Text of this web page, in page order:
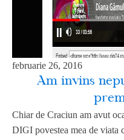
februarie 26, 2016
Am invins
Chiar de Craciun am avut
DIGI povestea mea de viata